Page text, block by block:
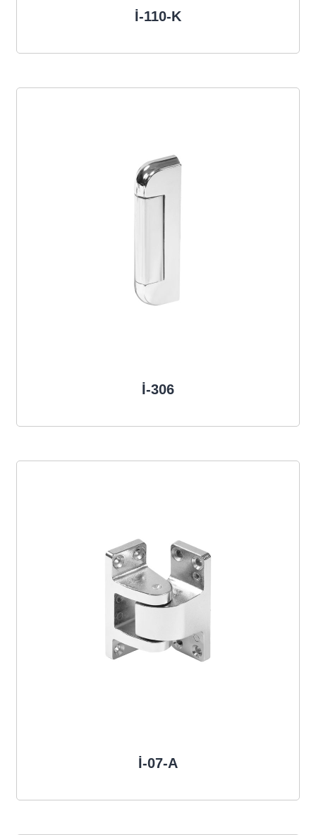
İ-110-K
İ-306
İ-07-A